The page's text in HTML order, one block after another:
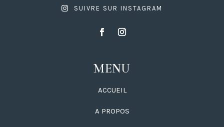
SUIVRE SUR INSTAGRAM
MENU
ACCUEIL
A PROPOS